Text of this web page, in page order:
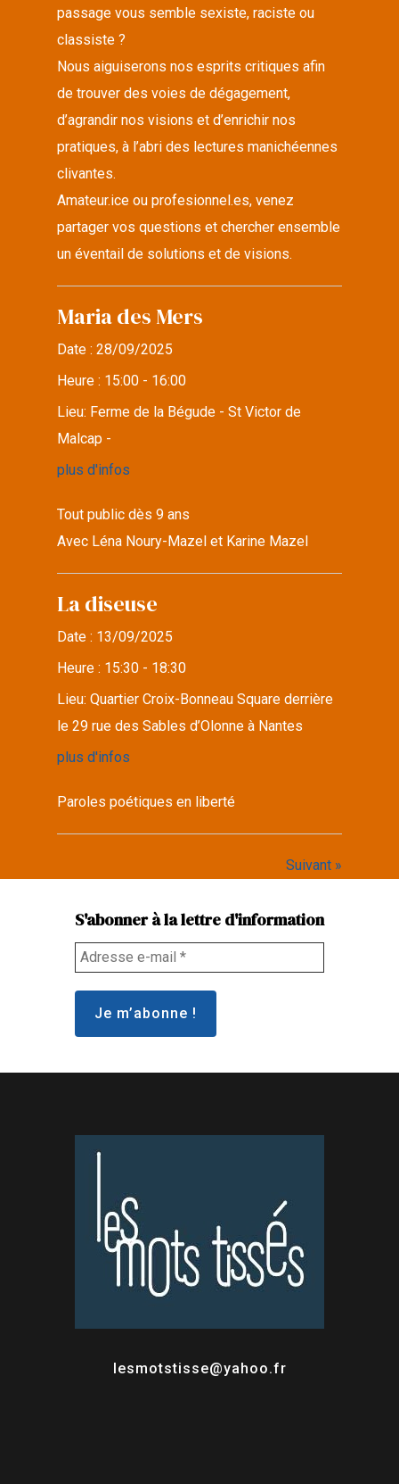
passage vous semble sexiste, raciste ou
classiste ?
Nous aiguiserons nos esprits critiques afin
de trouver des voies de dégagement,
d’agrandir nos visions et d’enrichir nos
pratiques, à l’abri des lectures manichéennes
clivantes.
Amateur.ice ou profesionnel.es, venez
partager vos questions et chercher ensemble
un éventail de solutions et de visions.
Maria des Mers
Date :28/09/2025
Heure : 15:00 - 16:00
Lieu: Ferme de la Bégude - St Victor de
Malcap -
plus d'infos
Tout public dès 9 ans
Avec Léna Noury-Mazel et Karine Mazel
La diseuse
Date : 13/09/2025
Heure : 15:30 - 18:30
Lieu:Quartier Croix-Bonneau Square derrière
le 29 rue des Sables d’Olonne à Nantes
plus d'infos
Paroles poétiques en liberté
Suivant »
S'abonner à la lettre d'information
lesmotstisse@yahoo.fr